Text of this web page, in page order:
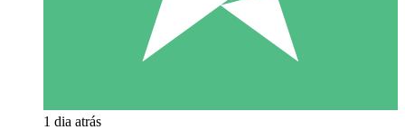
1 dia atrás